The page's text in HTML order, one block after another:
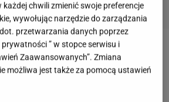
film Farrel otrzymał 13-
Wenecji. "Duchy Inisherin"
chwili zmienić swoje preferencje
wywołując narzędzie do zarządzania
przetwarzania danych poprzez
” w stopce serwisu i
Zaawansowanych”. Zmiana
możliwa jest także za pomocą ustawień